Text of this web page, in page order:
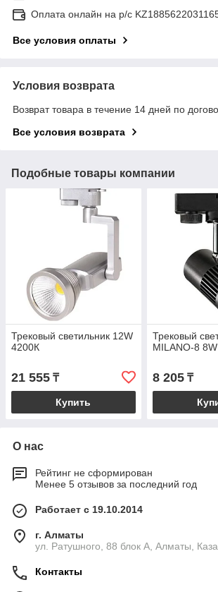
Оплата онлайн на р/с
Все условия оплаты
Условия возврата
Возврат товара в течение 14 дней по
Все условия возврата
Подобные товары компании
Трековый светильник 12W
4200К
21 555 ₸
Купить
Трековый
MILANO-8
8 205₸
О нас
Рейтинг не сформирован
Менее 5 отзывов за последний год
Работает с 19.10.2014
г. Алматы
ул. Ратушного, 88 блок A, Алматы,
Контакты